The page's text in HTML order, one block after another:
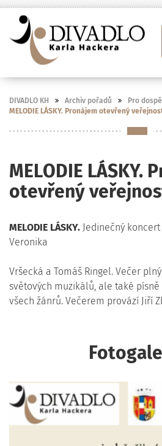
DIVADLO KH Archiv pořadů
Pro
MELODIE LÁSKY. Pronájem otevřený
MELODIE LÁSKY.
otevřený
MELODIE LÁSKY. Jedinečný
Veronika
Vršecká a Tomáš Ringel. Večer
světových muzikálů, ale také
všech žánrů. Večerem provází Jiří